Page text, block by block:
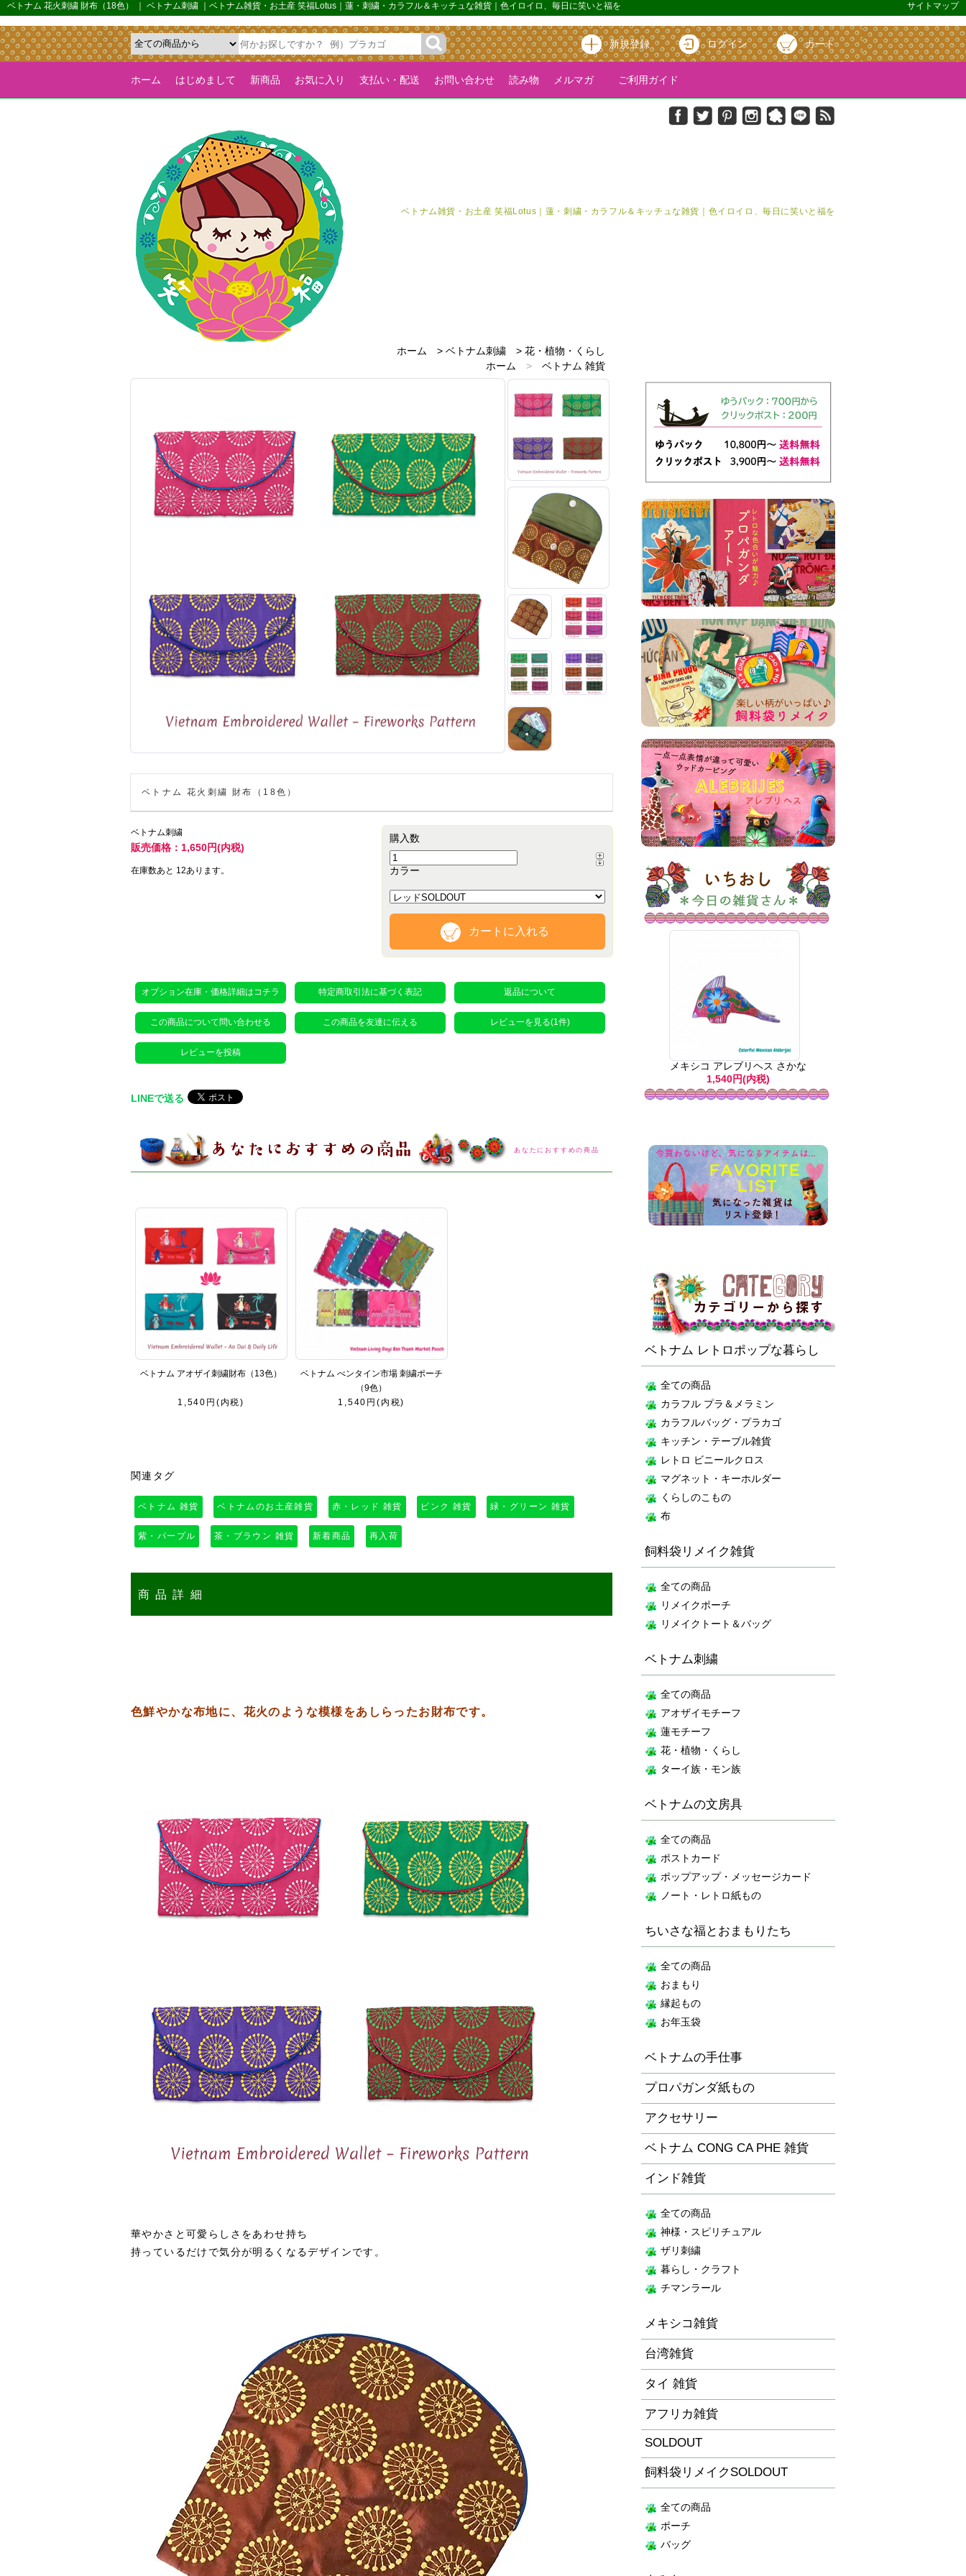
{*カルーセル機能を全ページで有効化するためのフラグ*}>
ベトナム 花火刺繍 財布（18色） ｜ ベトナム刺繍 ｜ベトナム雑貨・お土産 笑福Lotus｜蓮・刺繍・カラフル＆キッチュな雑貨｜色イロイロ、毎日に笑いと福を サイトマップ
新規登録 ログイン カート
ホーム はじめまして 新商品 お気に入り 支払い・配送 お問い合わせ 読み物 メルマガ ご利用ガイド
ベトナム雑貨・お土産 笑福Lotus｜蓮・刺繍・カラフル＆キッチュな雑貨｜色イロイロ、毎日に笑いと福を
ホーム > ベトナム刺繍 > 花・植物・くらし
ホーム
>
ベトナム 雑貨
ホーム
>
ベトナムのお土産雑貨
>
赤・レッド 雑貨
ホーム
>
ピンク 雑貨
ホーム
>
紫・パープル
ホーム
>
茶・ブラウン 雑貨
ホーム
新着商品 > 再入荷
ベトナム 花火刺繍 財布（18色）
ベトナム刺繍
販売価格：1,650円(内税)
在庫数あと 12あります。
購入数
カラー
カートに入れる
オプション在庫・価格詳細はコチラ 特定商取引法に基づく表記 返品について
この商品について問い合わせる この商品を友達に伝える レビューを見る(1件)
レビューを投稿
LINEで送る
あなたにおすすめの商品
ベトナム アオザイ刺繍財布（13色）
1,540円(内税)
ベトナム べンタイン市場 刺繍ポーチ
（9色）
1,540円(内税)
関連タグ
ベトナム 雑貨 ベトナムのお土産雑貨 赤・レッド 雑貨 ピンク 雑貨 緑・グリーン 雑貨
紫・パープル 茶・ブラウン 雑貨 新着商品 再入荷
商品詳細
色鮮やかな布地に、花火のような模様をあしらったお財布です。
華やかさと可愛らしさをあわせ持ち
持っているだけで気分が明るくなるデザインです。
メキシコ アレブリヘス さかな
1,540円(内税)
ベトナム レトロポップな暮らし
全ての商品
カラフル プラ＆メラミン
カラフルバッグ・プラカゴ
キッチン・テーブル雑貨
レトロ ビニールクロス
マグネット・キーホルダー
くらしのこもの
布
飼料袋リメイク雑貨
全ての商品
リメイクポーチ
リメイクトート＆バッグ
ベトナム刺繍
全ての商品
アオザイモチーフ
蓮モチーフ
花・植物・くらし
ターイ族・モン族
ベトナムの文房具
全ての商品
ポストカード
ポップアップ・メッセージカード
ノート・レトロ紙もの
ちいさな福とおまもりたち
全ての商品
おまもり
縁起もの
お年玉袋
ベトナムの手仕事
プロパガンダ紙もの
アクセサリー
ベトナム CONG CA PHE 雑貨
インド雑貨
全ての商品
神様・スピリチュアル
ザリ刺繍
暮らし・クラフト
チマンラール
メキシコ雑貨
台湾雑貨
タイ 雑貨
アフリカ雑貨
SOLDOUT
飼料袋リメイクSOLDOUT
全ての商品
ポーチ
バッグ